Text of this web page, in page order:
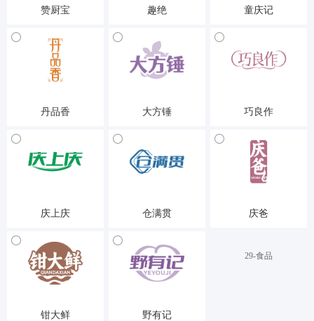
赞厨宝
29-食品
趣绝
29-食品
童庆记
29-食品
丹品香
29-食品
大方锤
29-食品
巧良作
29-食品
庆上庆
29-食品
仓满贯
29-食品
庆爸
29-食品
钳大鲜 野有记